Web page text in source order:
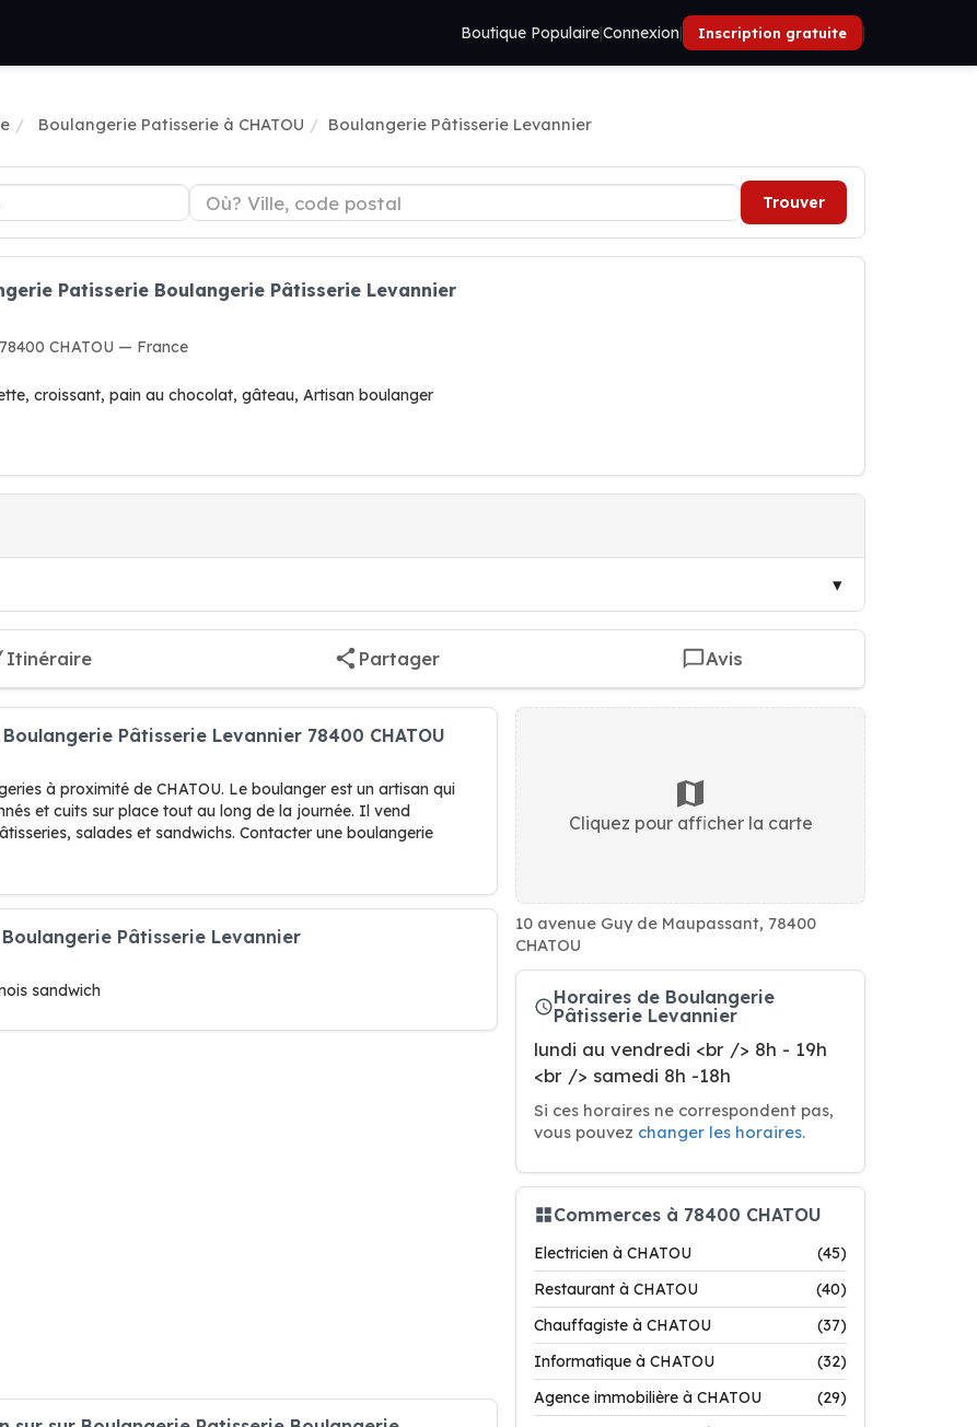
Boutique Populaire|Connexion| Inscription gratuite |
Boulangerie Patisserie à CHATOU Boulangerie Pâtisserie Levannier
Trouver
Patisserie Boulangerie Pâtisserie Levannier
CHATOU — France
croissant, pain au chocolat, gâteau, Artisan boulanger
Itinéraire Partager Avis
Pâtisserie Levannier 78400 CHATOU
à proximité de CHATOU. Le boulanger est un artisan qui
et cuits sur place tout au long de la journée. Il vend
salades et sandwichs. Contacter une boulangerie
Pâtisserie Levannier
sandwich
Cliquez pour afficher la carte
10 avenue Guy de Maupassant, 78400
CHATOU
Horaires de Boulangerie
Pâtisserie Levannier
lundi au vendredi <br /> 8h - 19h
<br /> samedi 8h -18h
Si ces horaires ne correspondent pas,
vous pouvez changer les horaires.
Commerces à 78400 CHATOU
Electricien à CHATOU
(45)
Restaurant à CHATOU
(40)
Chauffagiste à CHATOU
(37)
Informatique à CHATOU
(32)
Agence immobilière à CHATOU
(29)